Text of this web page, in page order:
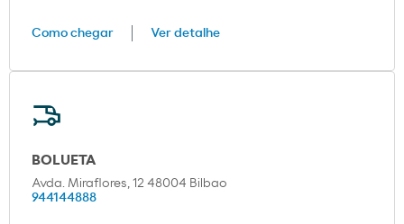
Como chegar Ver detalhe
BOLUETA
Avda. Miraflores, 12 48004 Bilbao
944144888